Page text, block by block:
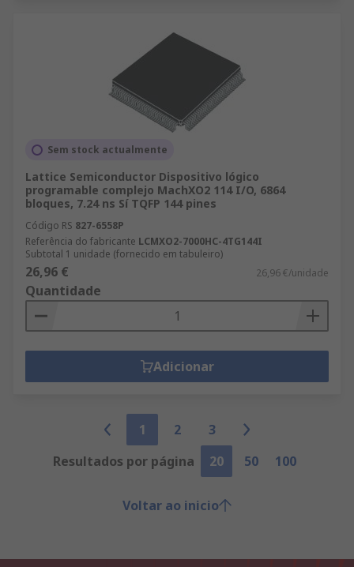
Sem stock actualmente
Lattice Semiconductor Dispositivo lógico
programable complejo MachXO2 114 I/O, 6864
bloques, 7.24 ns Sí TQFP 144 pines
Código RS 827-6558P
Referência do fabricante LCMXO2-7000HC-4TG144I
Subtotal 1 unidade (fornecido em tabuleiro)
26,96 € 26,96 €/unidade
Quantidade
Adicionar
1 2
3
Resultados por página
20 50 100
Voltar ao inicio